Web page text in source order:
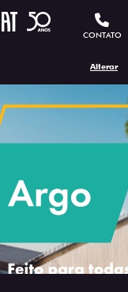
CONTATO
Alterar